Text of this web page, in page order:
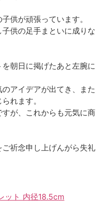
供が頑張っています。
供の足手まといに成りな
朝日に掲げたあと左腕に
アイデアが出てき、また
れます。
が、これからも元気に商
祈念申し上げんがら失礼
ット 内径18.5cm